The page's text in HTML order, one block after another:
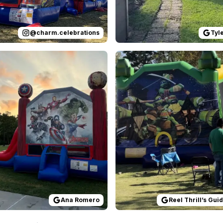
@charm.celebrations
was done exactly as they said it would be. Great
GoogleReviewsby Ana Romero:All was easy and
Ana Romero
Reviewed onGoogleReviews
Reel Thrill’s